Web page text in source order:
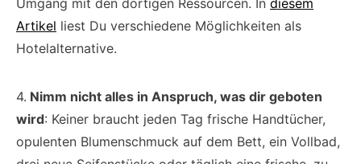
Umgang mit den dortigen Ressourcen. In diesem
Artikel liest Du verschiedene Möglichkeiten als
Hotelalternative.
4. Nimm nicht alles in Anspruch, was dir geboten
wird: Keiner braucht jeden Tag frische Handtücher,
opulenten Blumenschmuck auf dem Bett, ein Vollbad,